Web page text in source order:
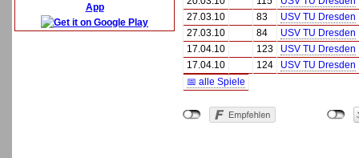
App
27.03.10
83
USV TU Dresden
27.03.10
84
USV TU Dresden
17.04.10
123
USV TU Dresden
17.04.10
124
USV TU Dresden
📅 alle Spiele